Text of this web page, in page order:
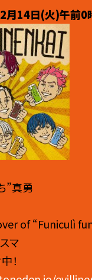
14日(火)午前0
”真勇
of “Funiculì
マ
！